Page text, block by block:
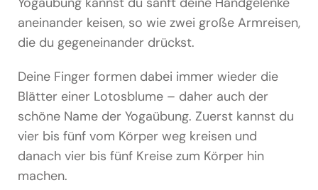
aneinander keisen, so wie zwei große Armreisen,
die du gegeneinander drückst.
Deine Finger formen dabei immer wieder die
Blätter einer Lotosblume – daher auch der
schöne Name der Yogaübung. Zuerst kannst du
vier bis fünf vom Körper weg kreisen und
danach vier bis fünf Kreise zum Körper hin
machen.